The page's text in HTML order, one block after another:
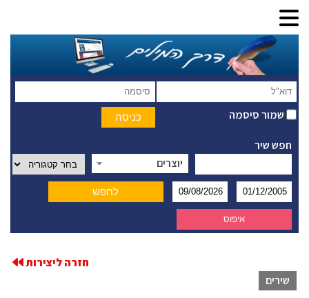
שמור סיסמה
חפש שיר
יוצרים
חזרה ליצירות
שירים